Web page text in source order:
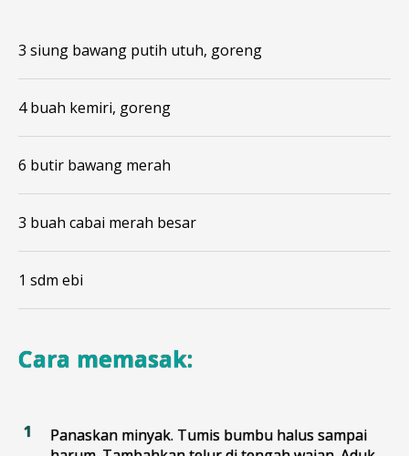
3 siung bawang putih utuh, goreng
4 buah kemiri, goreng
6 butir bawang merah
3 buah cabai merah besar
1 sdm ebi
Cara memasak:
Panaskan minyak. Tumis bumbu halus sampai